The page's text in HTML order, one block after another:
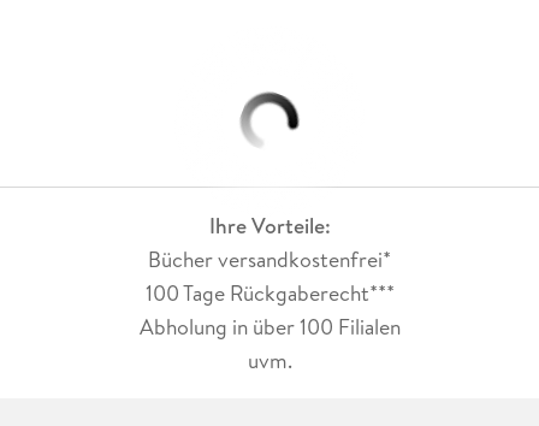
Ihre Vorteile:
Bücher versandkostenfrei*
100 Tage Rückgaberecht***
Abholung in über 100 Filialen
uvm.